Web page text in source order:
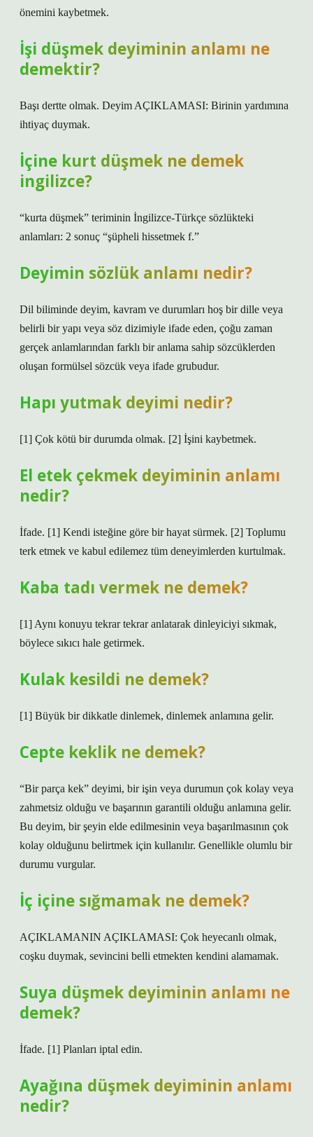
önemini kaybetmek.
İşi düşmek deyiminin anlamı ne
demektir?
Başı dertte olmak. Deyim AÇIKLAMASI: Birinin yardımına
ihtiyaç duymak.
İçine kurt düşmek ne demek
ingilizce?
“kurta düşmek” teriminin İngilizce-Türkçe sözlükteki
anlamları: 2 sonuç “şüpheli hissetmek f.”
Deyimin sözlük anlamı nedir?
Dil biliminde deyim, kavram ve durumları hoş bir dille veya
belirli bir yapı veya söz dizimiyle ifade eden, çoğu zaman
gerçek anlamlarından farklı bir anlama sahip sözcüklerden
oluşan formülsel sözcük veya ifade grubudur.
Hapı yutmak deyimi nedir?
[1] Çok kötü bir durumda olmak. [2] İşini kaybetmek.
El etek çekmek deyiminin anlamı
nedir?
İfade. [1] Kendi isteğine göre bir hayat sürmek. [2] Toplumu
terk etmek ve kabul edilemez tüm deneyimlerden kurtulmak.
Kaba tadı vermek ne demek?
[1] Aynı konuyu tekrar tekrar anlatarak dinleyiciyi sıkmak,
böylece sıkıcı hale getirmek.
Kulak kesildi ne demek?
[1] Büyük bir dikkatle dinlemek, dinlemek anlamına gelir.
Cepte keklik ne demek?
“Bir parça kek” deyimi, bir işin veya durumun çok kolay veya
zahmetsiz olduğu ve başarının garantili olduğu anlamına gelir.
Bu deyim, bir şeyin elde edilmesinin veya başarılmasının çok
kolay olduğunu belirtmek için kullanılır. Genellikle olumlu bir
durumu vurgular.
İç içine sığmamak ne demek?
AÇIKLAMANIN AÇIKLAMASI: Çok heyecanlı olmak,
coşku duymak, sevincini belli etmekten kendini alamamak.
Suya düşmek deyiminin anlamı ne
demek?
İfade. [1] Planları iptal edin.
Ayağına düşmek deyiminin anlamı
nedir?